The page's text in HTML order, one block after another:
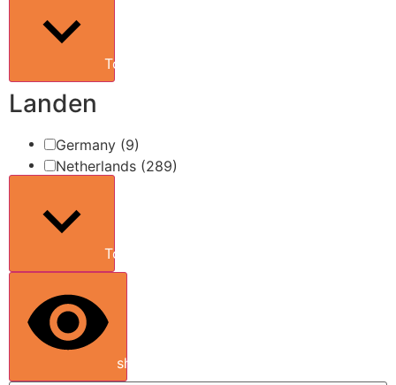
Toon meer
Landen
Germany (9)
Netherlands (289)
Toon meer
show results